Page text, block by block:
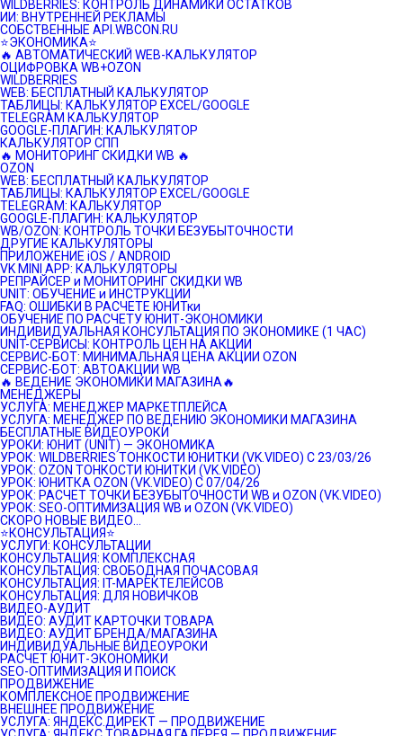
WILDBERRIES: КОНТРОЛЬ ДИНАМИКИ ОСТАТКОВ
ИИ: ВНУТРЕННЕЙ РЕКЛАМЫ
СОБСТВЕННЫЕ API.WBCON.RU
⭐️ЭКОНОМИКА⭐️
🔥 АВТОМАТИЧЕСКИЙ WEB-КАЛЬКУЛЯТОР
ОЦИФРОВКА WB+OZON
WILDBERRIES
WEB: БЕСПЛАТНЫЙ КАЛЬКУЛЯТОР
ТАБЛИЦЫ: КАЛЬКУЛЯТОР EXCEL/GOOGLE
TELEGRAM КАЛЬКУЛЯТОР
GOOGLE-ПЛАГИН: КАЛЬКУЛЯТОР
КАЛЬКУЛЯТОР СПП
🔥 МОНИТОРИНГ СКИДКИ WB 🔥
OZON
WEB: БЕСПЛАТНЫЙ КАЛЬКУЛЯТОР
ТАБЛИЦЫ: КАЛЬКУЛЯТОР EXCEL/GOOGLE
TELEGRAM: КАЛЬКУЛЯТОР
GOOGLE-ПЛАГИН: КАЛЬКУЛЯТОР
WB/OZON: КОНТРОЛЬ ТОЧКИ БЕЗУБЫТОЧНОСТИ
ДРУГИЕ КАЛЬКУЛЯТОРЫ
ПРИЛОЖЕНИЕ iOS / ANDROID
VK MINI APP: КАЛЬКУЛЯТОРЫ
РЕПРАЙСЕР и МОНИТОРИНГ СКИДКИ WB
UNIT: ОБУЧЕНИЕ и ИНСТРУКЦИИ
FAQ: ОШИБКИ В РАСЧЕТЕ ЮНИТки
ОБУЧЕНИЕ ПО РАСЧЕТУ ЮНИТ-ЭКОНОМИКИ
ИНДИВИДУАЛЬНАЯ КОНСУЛЬТАЦИЯ ПО ЭКОНОМИКЕ (1 ЧАС)
UNIT-СЕРВИСЫ: КОНТРОЛЬ ЦЕН НА АКЦИИ
СЕРВИС-БОТ: МИНИМАЛЬНАЯ ЦЕНА АКЦИИ OZON
СЕРВИС-БОТ: АВТОАКЦИИ WB
🔥 ВЕДЕНИЕ ЭКОНОМИКИ МАГАЗИНА🔥
МЕНЕДЖЕРЫ
УСЛУГА: МЕНЕДЖЕР МАРКЕТПЛЕЙСА
УСЛУГА: МЕНЕДЖЕР ПО ВЕДЕНИЮ ЭКОНОМИКИ МАГАЗИНА
БЕСПЛАТНЫЕ ВИДЕОУРОКИ
УРОКИ: ЮНИТ (UNIT) — ЭКОНОМИКА
УРОК: WILDBERRIES ТОНКОСТИ ЮНИТКИ (VK.VIDEO) C 23/03/26
УРОК: OZON ТОНКОСТИ ЮНИТКИ (VK.VIDEO)
УРОК: ЮНИТКА OZON (VK.VIDEO) C 07/04/26
УРОК: РАСЧЕТ ТОЧКИ БЕЗУБЫТОЧНОСТИ WB и OZON (VK.VIDEO)
УРОК: SEO-ОПТИМИЗАЦИЯ WB и OZON (VK.VIDEO)
СКОРО НОВЫЕ ВИДЕО…
⭐️КОНСУЛЬТАЦИЯ⭐️
УСЛУГИ: КОНСУЛЬТАЦИИ
КОНСУЛЬТАЦИЯ: КОМПЛЕКСНАЯ
КОНСУЛЬТАЦИЯ: СВОБОДНАЯ ПОЧАСОВАЯ
КОНСУЛЬТАЦИЯ: IT-МАРЕКТЕЛЕЙСОВ
КОНСУЛЬТАЦИЯ: ДЛЯ НОВИЧКОВ
ВИДЕО-АУДИТ
ВИДЕО: АУДИТ КАРТОЧКИ ТОВАРА
ВИДЕО: АУДИТ БРЕНДА/МАГАЗИНА
ИНДИВИДУАЛЬНЫЕ ВИДЕОУРОКИ
РАСЧЕТ ЮНИТ-ЭКОНОМИКИ
SEO-ОПТИМИЗАЦИЯ И ПОИСК
ПРОДВИЖЕНИЕ
КОМПЛЕКСНОЕ ПРОДВИЖЕНИЕ
ВНЕШНЕЕ ПРОДВИЖЕНИЕ
УСЛУГА: ЯНДЕКС.ДИРЕКТ — ПРОДВИЖЕНИЕ